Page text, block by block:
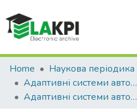
Communities & Collections
All of DSpace
Home
Наукова періодика
Адаптивні системи автоматичного управління
Адаптивні системи автоматичного управління: міжвідомчий науково-технічний збірник, № 18(38)